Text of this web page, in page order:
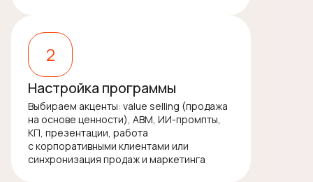
2
Настройка программы
Выбираем акценты: value selling (продажа
на основе ценности), ABM, ИИ-промпты,
КП, презентации, работа
с корпоративными клиентами или
синхронизация продаж и маркетинга